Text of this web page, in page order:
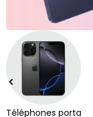
Téléphones portables